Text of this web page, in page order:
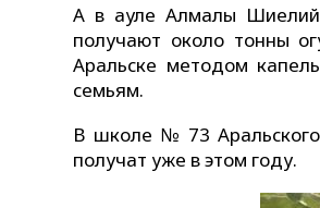
А в ауле Алмалы
получают около тонны
Аральске методом
семьям.
В школе № 73
получат уже в этом году.